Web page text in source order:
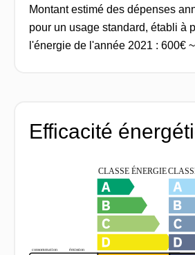
Montant estimé des dépenses
pour un usage standard, établi à
l'énergie de l'année 2021 : 600€
Efficacité